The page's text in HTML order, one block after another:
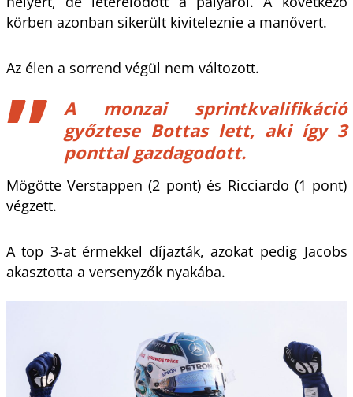
körben azonban sikerült kiviteleznie a manővert.
Az élen a sorrend végül nem változott.
A monzai sprintkvalifikáció
győztese Bottas lett, aki így 3
ponttal gazdagodott.
Mögötte Verstappen (2 pont) és Ricciardo (1 pont)
végzett.
A top 3-at érmekkel díjazták, azokat pedig Jacobs
akasztotta a versenyzők nyakába.